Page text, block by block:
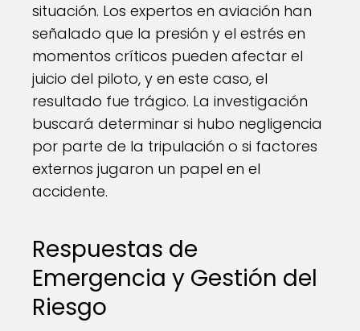
situación. Los expertos en aviación han
señalado que la presión y el estrés en
momentos críticos pueden afectar el
juicio del piloto, y en este caso, el
resultado fue trágico. La investigación
buscará determinar si hubo negligencia
por parte de la tripulación o si factores
externos jugaron un papel en el
accidente.
Respuestas de
Emergencia y Gestión del
Riesgo